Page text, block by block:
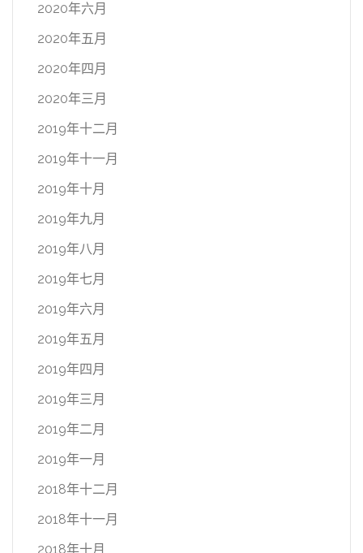
2020年六月
2020年五月
2020年四月
2020年三月
2019年十二月
2019年十一月
2019年十月
2019年九月
2019年八月
2019年七月
2019年六月
2019年五月
2019年四月
2019年三月
2019年二月
2019年一月
2018年十二月
2018年十一月
2018年十月